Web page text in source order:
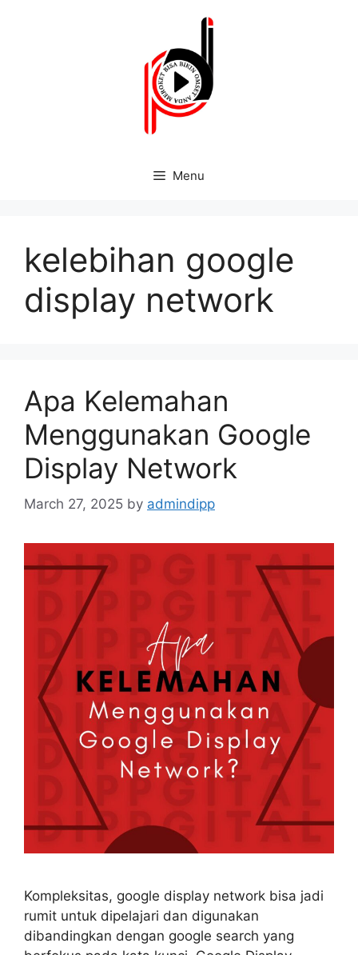
Menu
kelebihan google
display network
Apa Kelemahan
Menggunakan Google
Display Network
March 27, 2025 by admindipp
Kompleksitas, google display network bisa jadi
rumit untuk dipelajari dan digunakan
dibandingkan dengan google search yang